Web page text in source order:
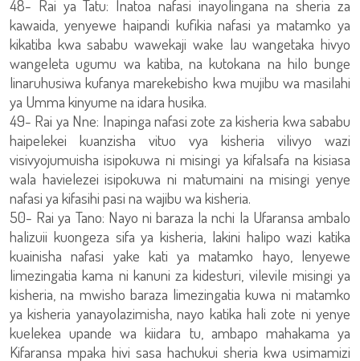
48- Rai ya Tatu: Inatoa nafasi inayolingana na sheria za
kawaida, yenyewe haipandi kufikia nafasi ya matamko ya
kikatiba kwa sababu wawekaji wake lau wangetaka hivyo
wangeleta ugumu wa katiba, na kutokana na hilo bunge
linaruhusiwa kufanya marekebisho kwa mujibu wa masilahi
ya Umma kinyume na idara husika.
49- Rai ya Nne: Inapinga nafasi zote za kisheria kwa sababu
haipelekei kuanzisha vituo vya kisheria vilivyo wazi
visivyojumuisha isipokuwa ni misingi ya kifalsafa na kisiasa
wala havielezei isipokuwa ni matumaini na misingi yenye
nafasi ya kifasihi pasi na wajibu wa kisheria.
50- Rai ya Tano: Nayo ni baraza la nchi la Ufaransa ambalo
halizuii kuongeza sifa ya kisheria, lakini halipo wazi katika
kuainisha nafasi yake kati ya matamko hayo, lenyewe
limezingatia kama ni kanuni za kidesturi, vilevile misingi ya
kisheria, na mwisho baraza limezingatia kuwa ni matamko
ya kisheria yanayolazimisha, nayo katika hali zote ni yenye
kuelekea upande wa kiidara tu, ambapo mahakama ya
Kifaransa mpaka hivi sasa hachukui sheria kwa usimamizi